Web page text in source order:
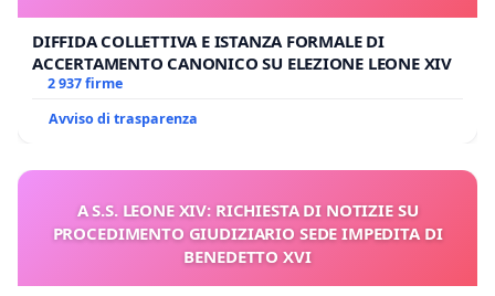
DIFFIDA COLLETTIVA E ISTANZA FORMALE DI
ACCERTAMENTO CANONICO SU ELEZIONE LEONE XIV
2 937 firme
Avviso di trasparenza
A S.S. LEONE XIV: RICHIESTA DI NOTIZIE SU
PROCEDIMENTO GIUDIZIARIO SEDE IMPEDITA DI
BENEDETTO XVI